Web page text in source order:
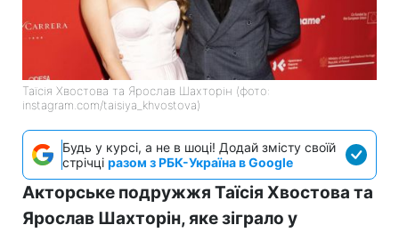
Таїсія Хвостова та Ярослав Шахторін (фото:
instagram.com/taisiya_khvostova)
Будь у курсі, а не в шоці! Додай змісту своїй
стрічці разом з РБК-Україна в Google
Акторське подружжя Таїсія Хвостова та
Ярослав Шахторін, яке зіграло у